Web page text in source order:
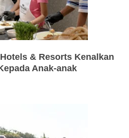
& Resorts Kenalkan
Anak-anak